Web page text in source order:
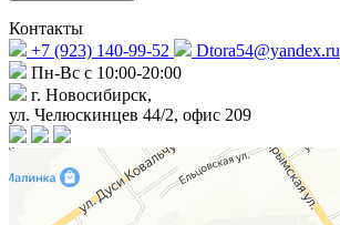
Контакты
+7 (923) 140-99-52
Dtora54@yandex.ru
Пн-Вс с 10:00-20:00
г. Новосибирск,
ул. Челюскинцев 44/2, офис 209